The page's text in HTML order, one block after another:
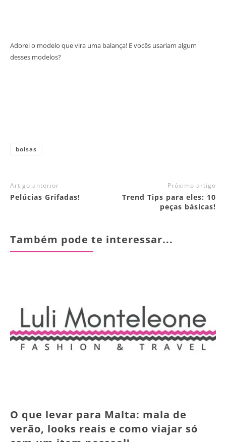
Adorei o modelo que vira uma balança! E vocês usariam algum
desses modelos?
bolsas
Artigo anterior
Pelúcias Grifadas!
Próximo artigo
Trend Tips para eles: 10
peças básicas!
Também pode te interessar...
O que levar para Malta: mala de
verão, looks reais e como viajar só